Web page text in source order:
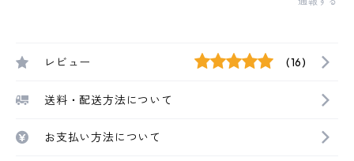
レビュー (16)
送料・配送方法について
お支払い方法について